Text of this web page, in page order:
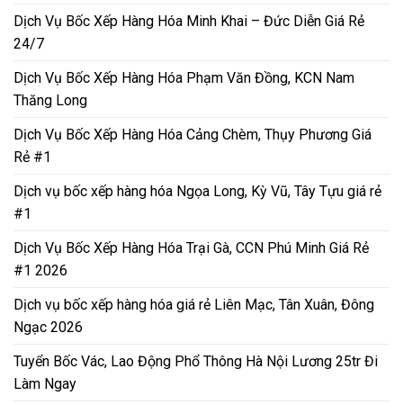
Dịch Vụ Bốc Xếp Hàng Hóa Minh Khai – Đức Diễn Giá Rẻ
24/7
Dịch Vụ Bốc Xếp Hàng Hóa Phạm Văn Đồng, KCN Nam
Thăng Long
Dịch Vụ Bốc Xếp Hàng Hóa Cảng Chèm, Thụy Phương Giá
Rẻ #1
Dịch vụ bốc xếp hàng hóa Ngọa Long, Kỳ Vũ, Tây Tựu giá rẻ
#1
Dịch Vụ Bốc Xếp Hàng Hóa Trại Gà, CCN Phú Minh Giá Rẻ
#1 2026
Dịch vụ bốc xếp hàng hóa giá rẻ Liên Mạc, Tân Xuân, Đông
Ngạc 2026
Tuyển Bốc Vác, Lao Động Phổ Thông Hà Nội Lương 25tr Đi
Làm Ngay